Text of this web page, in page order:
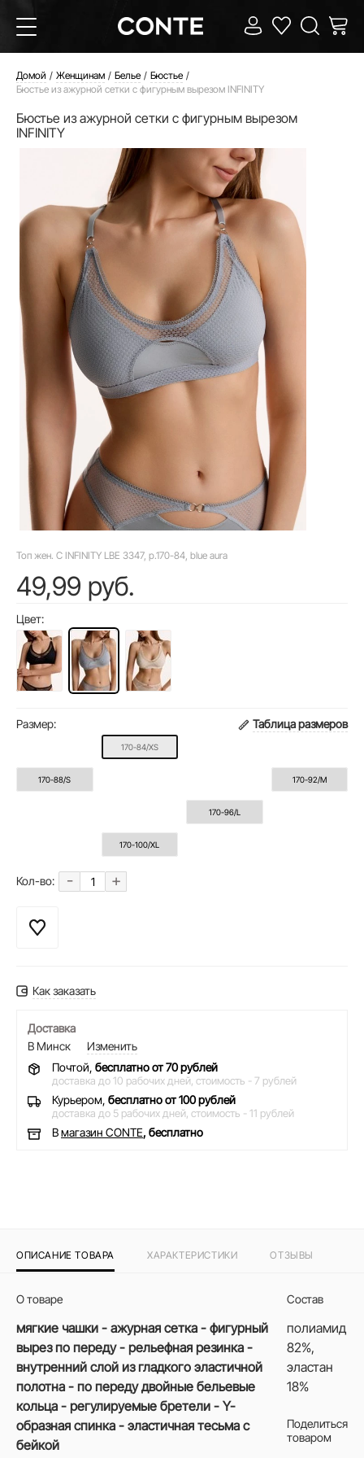
Домой Женщинам Белье
Бюстье
Бюстье из ажурной сетки с фигурным вырезом INFINITY
Бюстье из ажурной сетки с фигурным вырезом
INFINITY
Топ жен. C INFINITY LBE 3347, р.170-84, blue aura
49,99 руб.
Цвет:
Размер: Таблица размеров
170-84/XS
170-88/S 170-92/M
170-96/L
170-100/XL
Кол-во: - +
Как заказать
Доставка
В Минск
Изменить
Почтой, бесплатно от 70 рублей
доставка до 10 рабочих дней, стоимость - 7 рублей
Курьером, бесплатно от 100 рублей
доставка до 5 рабочих дней, стоимость - 11 рублей
Вмагазин CONTE, бесплатно
ОПИСАНИЕ ТОВАРА ХАРАКТЕРИСТИКИ ОТЗЫВЫ
О товаре
мягкие чашки - ажурная сетка - фигурный
вырез по переду - рельефная резинка -
внутренний слой из гладкого эластичной
полотна - по переду двойные бельевые
кольца - регулируемые бретели - Y-
образная спинка - эластичная тесьма с
бейкой
Состав
полиамид
82%,
эластан
18%
Поделиться
товаром